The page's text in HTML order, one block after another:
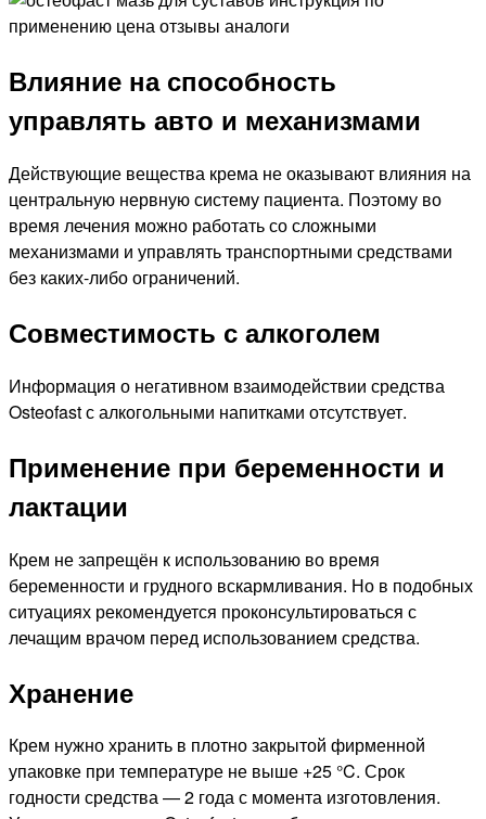
Влияние на способность
управлять авто и механизмами
Действующие вещества крема не оказывают влияния на
центральную нервную систему пациента. Поэтому во
время лечения можно работать со сложными
механизмами и управлять транспортными средствами
без каких-либо ограничений.
Совместимость с алкоголем
Информация о негативном взаимодействии средства
Osteofast с алкогольными напитками отсутствует.
Применение при беременности и
лактации
Крем не запрещён к использованию во время
беременности и грудного вскармливания. Но в подобных
ситуациях рекомендуется проконсультироваться с
лечащим врачом перед использованием средства.
Хранение
Крем нужно хранить в плотно закрытой фирменной
упаковке при температуре не выше +25 °C. Срок
годности средства — 2 года с момента изготовления.